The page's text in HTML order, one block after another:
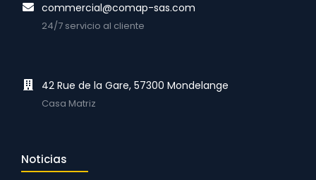
commercial@comap-sas.com
24/7 servicio al cliente
42 Rue de la Gare, 57300 Mondelange
Casa Matriz
Noticias